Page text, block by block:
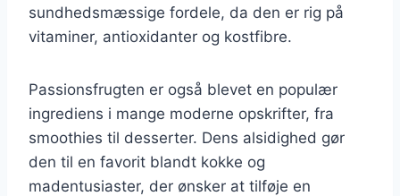
sundhedsmæssige fordele, da den er rig på
vitaminer, antioxidanter og kostfibre.
Passionsfrugten er også blevet en populær
ingrediens i mange moderne opskrifter, fra
smoothies til desserter. Dens alsidighed gør
den til en favorit blandt kokke og
madentusiaster, der ønsker at tilføje en